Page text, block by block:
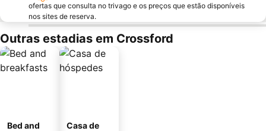
ofertas que consulta no trivago e os preços que estão disponíveis
nos sites de reserva.
Outras estadias em Crossford
Bed and
Casa de